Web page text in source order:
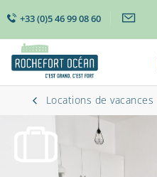
+33 (0)5 46 99 08 60
Locations de